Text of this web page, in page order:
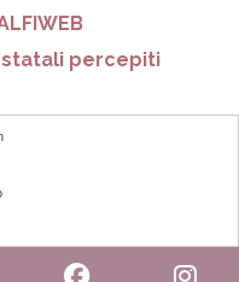
percepiti
WhatsApp Facebook